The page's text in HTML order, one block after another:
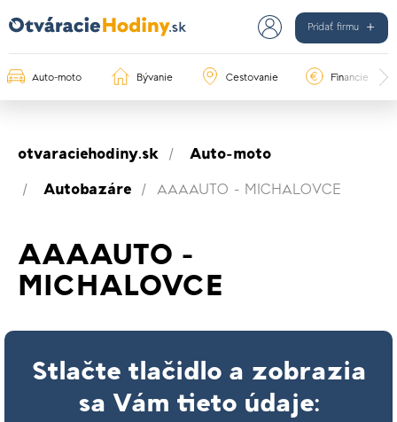
Pridať firmu
Auto-moto Bývanie Cestovanie Financie
otvaraciehodiny.sk Auto-moto
Autobazáre AAAAUTO - MICHALOVCE
AAAAUTO -
MICHALOVCE
Stlačte tlačidlo a zobrazia
sa Vám tieto údaje: